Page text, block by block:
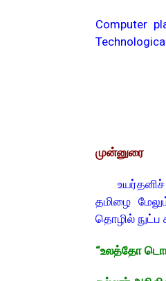
Computer
முன்னுரை
உயர்தனிச்
தமிழை
தொழில்
“உலத்தோ